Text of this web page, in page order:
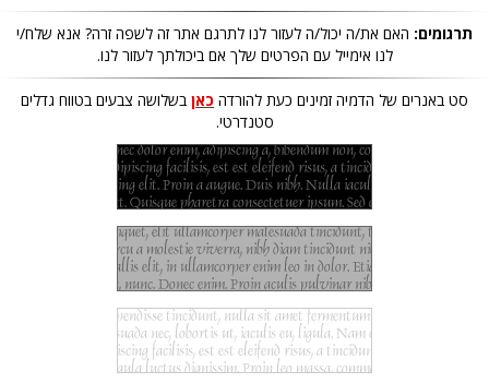
תרגומים: האם את/ה יכול/ה לעזור לנו לתרגם אתר זה לשפה זרה? אנא שלח/י
לנו אימייל עם הפרטים שלך אם ביכולתך לעזור לנו.
סט באנרים של הדמיה זמינים כעת להורדה כאן בשלושה צבעים בטווח גדלים
סטנדרטי.